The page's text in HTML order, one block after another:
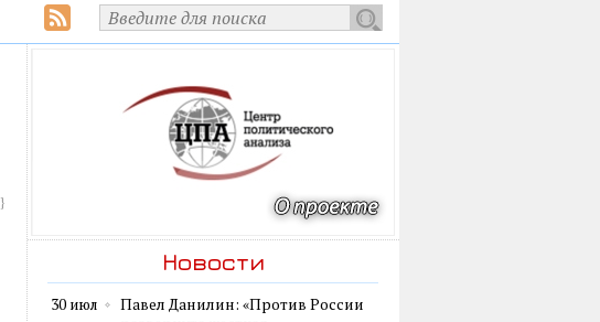
}
Новости
30 июл
Павел Данилин: «Против России